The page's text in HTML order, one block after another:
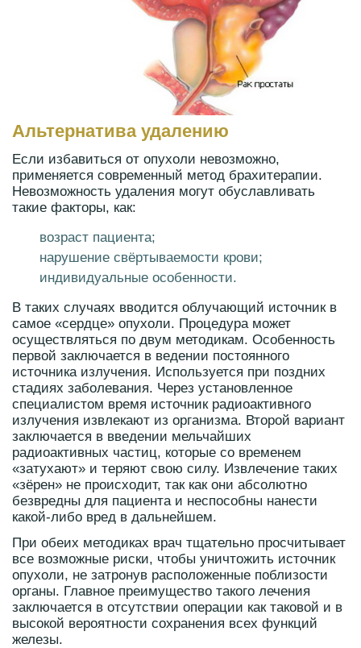
Альтернатива удалению
Если избавиться от опухоли невозможно,
применяется современный метод брахитерапии.
Невозможность удаления могут обуславливать
такие факторы, как:
возраст пациента;
нарушение свёртываемости крови;
индивидуальные особенности.
В таких случаях вводится облучающий источник в
самое «сердце» опухоли. Процедура может
осуществляться по двум методикам. Особенность
первой заключается в ведении постоянного
источника излучения. Используется при поздних
стадиях заболевания. Через установленное
специалистом время источник радиоактивного
излучения извлекают из организма. Второй вариант
заключается в введении мельчайших
радиоактивных частиц, которые со временем
«затухают» и теряют свою силу. Извлечение таких
«зёрен» не происходит, так как они абсолютно
безвредны для пациента и неспособны нанести
какой-либо вред в дальнейшем.
При обеих методиках врач тщательно просчитывает
все возможные риски, чтобы уничтожить источник
опухоли, не затронув расположенные поблизости
органы. Главное преимущество такого лечения
заключается в отсутствии операции как таковой и в
высокой вероятности сохранения всех функций
железы.